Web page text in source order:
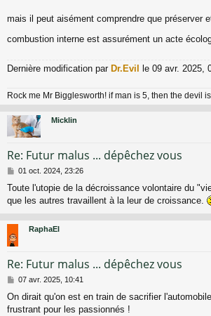
mais il peut aisément comprendre que préserver
combustion interne est assurément un acte
Dernière modification par Dr.Evil le 09 avr. 2025,
Rock me Mr Bigglesworth! if man is 5, then the devil
Micklin
Re: Futur malus ... dépêchez vous
M
s
s
g
e
01 oct. 2024, 23:26
Toute l'utopie de la décroissance volontaire du
que les autres travaillent à la leur de croissance.
RaphaEl
Re: Futur malus ... dépêchez vous
M
s
s
07 avr. 2025, 10:41
On dirait qu'on est en train de sacrifier
frustrant pour les passionnés !